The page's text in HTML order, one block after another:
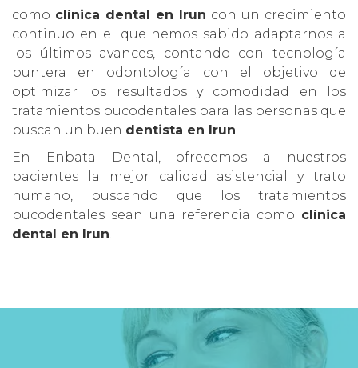
como clínica dental en Irun con un crecimiento
continuo en el que hemos sabido adaptarnos a
los últimos avances, contando con tecnología
puntera en odontología con el objetivo de
optimizar los resultados y comodidad en los
tratamientos bucodentales para las personas que
buscan un buen dentista en Irun.
En Enbata Dental, ofrecemos a nuestros
pacientes la mejor calidad asistencial y trato
humano, buscando que los tratamientos
bucodentales sean una referencia como clínica
dental en Irun.